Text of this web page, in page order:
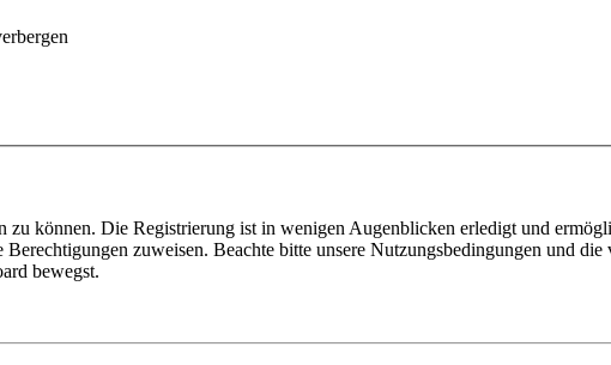
zu können. Die Registrierung ist in wenigen Augenblicken erledigt und
zuweisen. Beachte bitte unsere Nutzungsbedingungen und
bewegst.